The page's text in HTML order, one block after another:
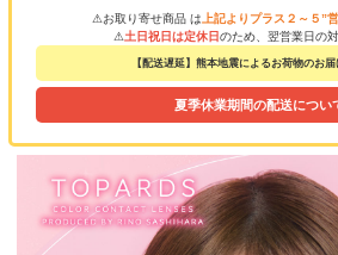
⚠お取り寄せ商品 は 上記よりプラス２～５”
⚠土日祝日は定休日のため、翌営業日の
【配送遅延】熊本地震によるお荷物のお
夏季休業期間の配送につ